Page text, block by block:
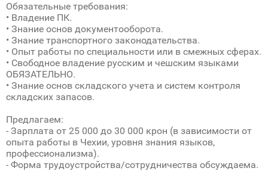
Обязательные требования:
• Владение ПК.
• Знание основ документооборота.
• Знание транспортного законодательства.
• Опыт работы по специальности или в смежных сферах.
• Свободное владение русским и чешским языками
ОБЯЗАТЕЛЬНО.
• Знание основ складского учета и систем контроля
складских запасов.
Предлагаем:
- Зарплата от 25 000 до 30 000 крон (в зависимости от
опыта работы в Чехии, уровня знания языков,
профессионализма).
- Форма трудоустройства/сотрудничества обсуждаема.